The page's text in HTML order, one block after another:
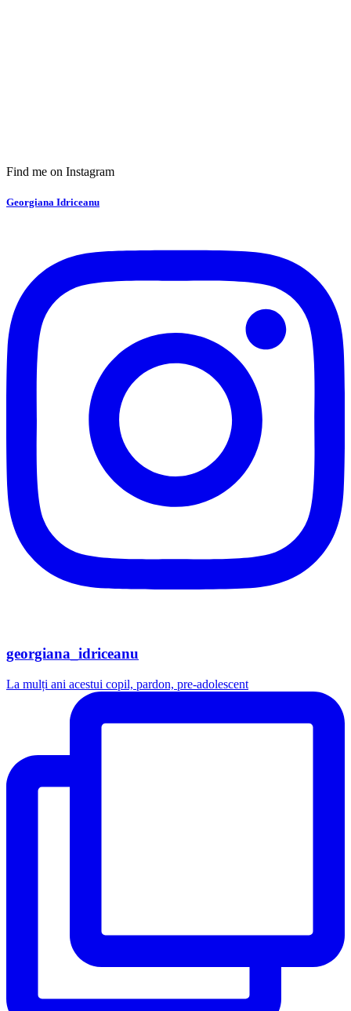
Find me on Instagram
Georgiana Idriceanu
georgiana_idriceanu
La mulți ani acestui copil, pardon, pre-adolescent